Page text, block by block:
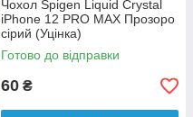
Чохол Spigen Liquid Crystal
iPhone 12 PRO MAX Прозоро
сірий (Уцінка)
Готово до відправки
60 ₴